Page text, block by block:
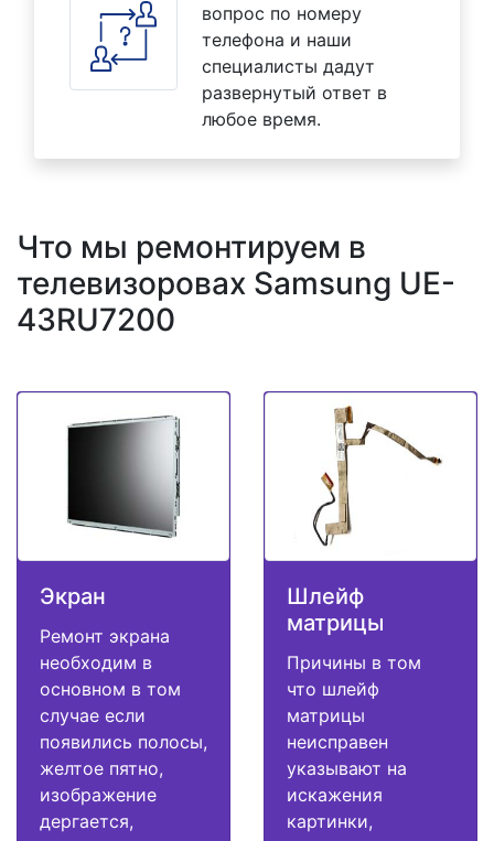
вопрос по номеру
телефона и наши
специалисты дадут
развернутый ответ в
любое время.
Что мы ремонтируем в
телевизоровах Samsung UE-
43RU7200
Экран
Ремонт экрана
необходим в
основном в том
случае если
появились полосы,
желтое пятно,
изображение
дергается,
Шлейф
матрицы
Причины в том
что шлейф
матрицы
неисправен
указывают на
искажения
картинки,